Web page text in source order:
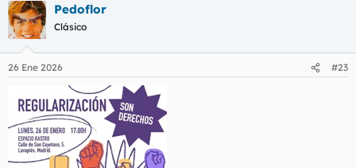
Pedoflor
Clásico
26 Ene 2026 #23